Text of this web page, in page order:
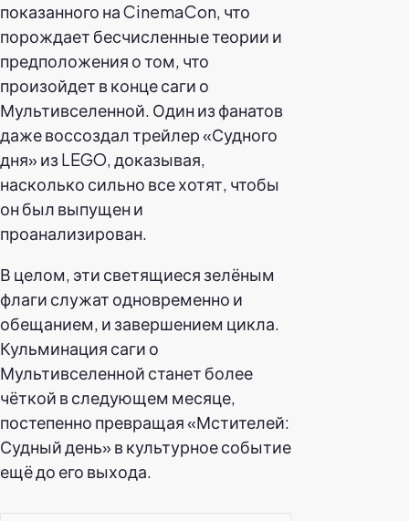
показанного на CinemaCon, что
порождает бесчисленные теории и
предположения о том, что
произойдет в конце саги о
Мультивселенной. Один из фанатов
даже воссоздал трейлер «Судного
дня» из LEGO, доказывая,
насколько сильно все хотят, чтобы
он был выпущен и
проанализирован.
В целом, эти светящиеся зелёным
флаги служат одновременно и
обещанием, и завершением цикла.
Кульминация саги о
Мультивселенной станет более
чёткой в следующем месяце,
постепенно превращая «Мстителей:
Судный день» в культурное событие
ещё до его выхода.